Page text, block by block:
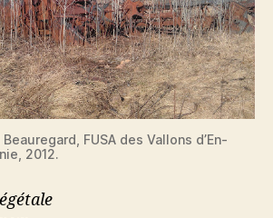
FUSA des Vallons d’En-
2012.